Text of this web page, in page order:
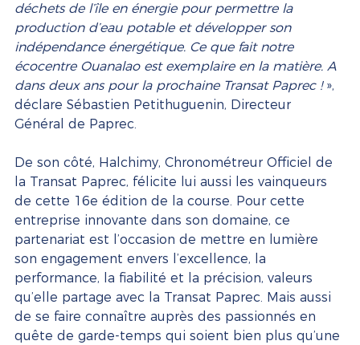
déchets de l’île en énergie pour permettre la
production d’eau potable et développer son
indépendance énergétique. Ce que fait notre
écocentre Ouanalao est exemplaire en la matière. A
dans deux ans pour la prochaine Transat Paprec ! »,
déclare Sébastien Petithuguenin, Directeur
Général de Paprec.
De son côté, Halchimy, Chronométreur Officiel de
la Transat Paprec, félicite lui aussi les vainqueurs
de cette 16e édition de la course. Pour cette
entreprise innovante dans son domaine, ce
partenariat est l’occasion de mettre en lumière
son engagement envers l’excellence, la
performance, la fiabilité et la précision, valeurs
qu’elle partage avec la Transat Paprec. Mais aussi
de se faire connaître auprès des passionnés en
quête de garde-temps qui soient bien plus qu’une